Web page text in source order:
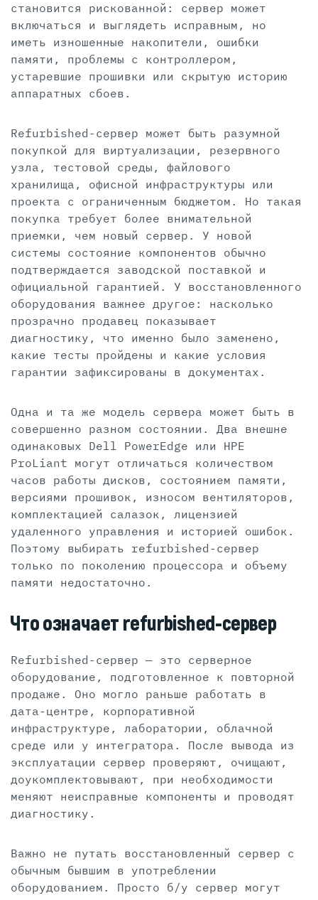
становится рискованной: сервер может
включаться и выглядеть исправным, но
иметь изношенные накопители, ошибки
памяти, проблемы с контроллером,
устаревшие прошивки или скрытую историю
аппаратных сбоев.
Refurbished-сервер может быть разумной
покупкой для виртуализации, резервного
узла, тестовой среды, файлового
хранилища, офисной инфраструктуры или
проекта с ограниченным бюджетом. Но такая
покупка требует более внимательной
приемки, чем новый сервер. У новой
системы состояние компонентов обычно
подтверждается заводской поставкой и
официальной гарантией. У восстановленного
оборудования важнее другое: насколько
прозрачно продавец показывает
диагностику, что именно было заменено,
какие тесты пройдены и какие условия
гарантии зафиксированы в документах.
Одна и та же модель сервера может быть в
совершенно разном состоянии. Два внешне
одинаковых Dell PowerEdge или HPE
ProLiant могут отличаться количеством
часов работы дисков, состоянием памяти,
версиями прошивок, износом вентиляторов,
комплектацией салазок, лицензией
удаленного управления и историей ошибок.
Поэтому выбирать refurbished-сервер
только по поколению процессора и объему
памяти недостаточно.
Что означает refurbished-сервер
Refurbished-сервер — это серверное
оборудование, подготовленное к повторной
продаже. Оно могло раньше работать в
дата-центре, корпоративной
инфраструктуре, лаборатории, облачной
среде или у интегратора. После вывода из
эксплуатации сервер проверяют, очищают,
доукомплектовывают, при необходимости
меняют неисправные компоненты и проводят
диагностику.
Важно не путать восстановленный сервер с
обычным бывшим в употреблении
оборудованием. Просто б/у сервер могут